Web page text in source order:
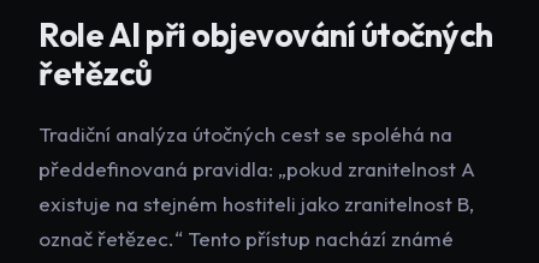
Role AI při objevování útočných
řetězců
Tradiční analýza útočných cest se spoléhá na
předdefinovaná pravidla: „pokud zranitelnost A
existuje na stejném hostiteli jako zranitelnost B,
označ řetězec.“ Tento přístup nachází známé